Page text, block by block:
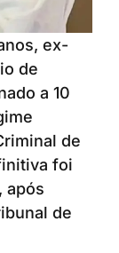
ex-
de
a 10
de
foi
após
de